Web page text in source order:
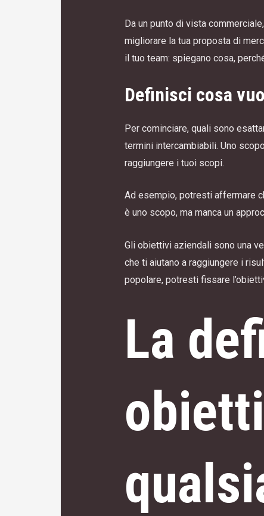
Da un punto di vista
migliorare la tua proposta di
il tuo team: spiegano cosa,
Definisci cosa
Per cominciare, quali sono
termini intercambiabili. Uno
raggiungere i tuoi scopi.
Ad esempio, potresti affermare
è uno scopo, ma manca un
Gli obiettivi aziendali sono una
che ti aiutano a raggiungere i
popolare, potresti fissare
La